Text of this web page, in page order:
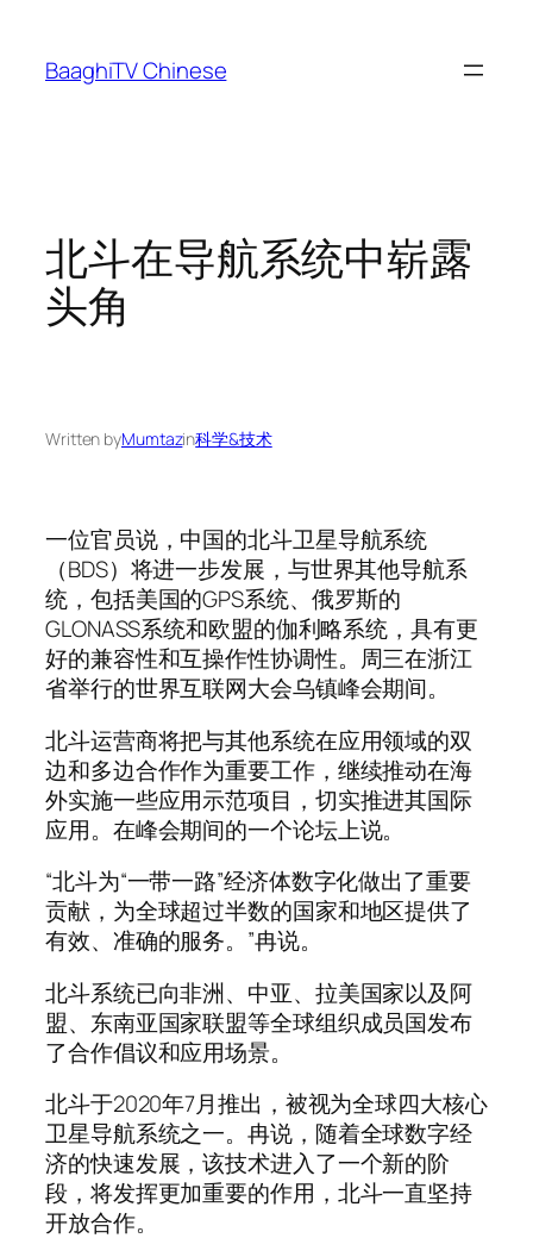
content
BaaghiTV Chinese
北斗在导航系统中崭露
头角
Written byMumtazin科学&技术
一位官员说，中国的北斗卫星导航系统
（BDS）将进一步发展，与世界其他导航系
统，包括美国的GPS系统、俄罗斯的
GLONASS系统和欧盟的伽利略系统，具有更
好的兼容性和互操作性协调性。周三在浙江
省举行的世界互联网大会乌镇峰会期间。
北斗运营商将把与其他系统在应用领域的双
边和多边合作作为重要工作，继续推动在海
外实施一些应用示范项目，切实推进其国际
应用。在峰会期间的一个论坛上说。
“北斗为“一带一路”经济体数字化做出了重要
贡献，为全球超过半数的国家和地区提供了
有效、准确的服务。”冉说。
北斗系统已向非洲、中亚、拉美国家以及阿
盟、东南亚国家联盟等全球组织成员国发布
了合作倡议和应用场景。
北斗于2020年7月推出，被视为全球四大核心
卫星导航系统之一。冉说，随着全球数字经
济的快速发展，该技术进入了一个新的阶
段，将发挥更加重要的作用，北斗一直坚持
开放合作。